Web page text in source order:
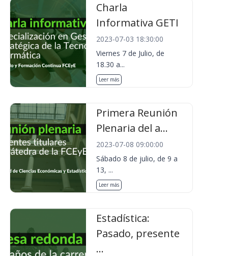
Charla
Informativa GETI
2023-07-03 18:30:00
Viernes 7 de Julio, de
18.30 a...
Leer más
Primera Reunión
Plenaria del a...
2023-07-08 09:00:00
Sábado 8 de julio, de 9 a
13, ...
Leer más
Estadística:
Pasado, presente
...